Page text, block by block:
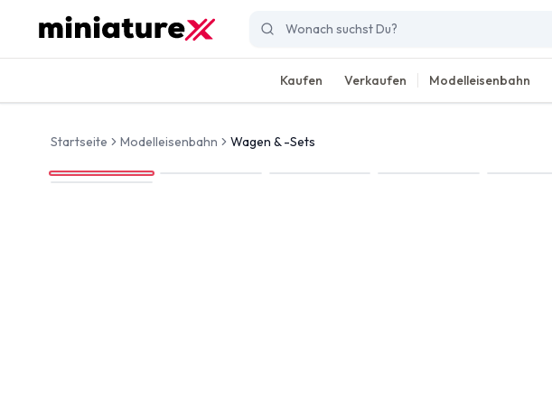
Kaufen Verkaufen Modelleisenbahn
Startseite Modelleisenbahn Wagen & -Sets